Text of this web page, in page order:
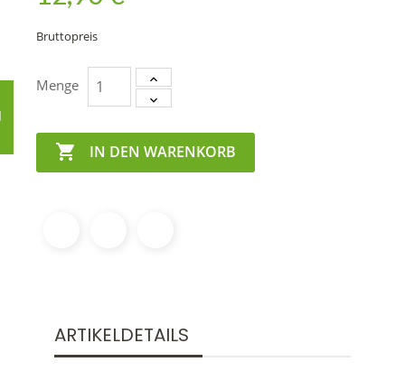
Bruttopreis
Menge
 IN DEN WARENKORB
ARTIKELDETAILS